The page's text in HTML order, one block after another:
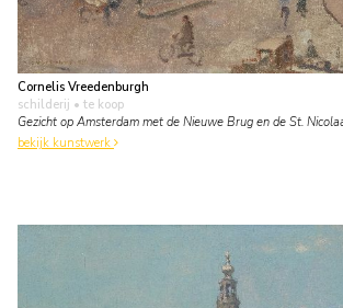
Cornelis Vreedenburgh
schilderij • te koop
Gezicht op Amsterdam met de Nieuwe Brug en de St.
bekijk kunstwerk